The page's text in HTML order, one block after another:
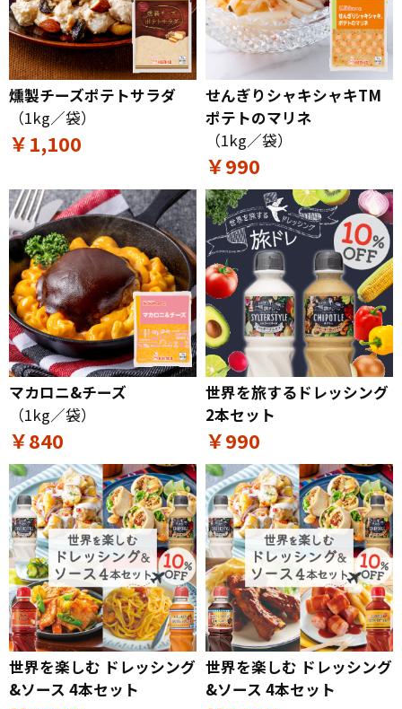
燻製チーズポテトサラダ
（1kg／袋）
￥1,100
せんぎりシャキシャキTM
ポテトのマリネ
（1kg／袋）
￥990
マカロニ&チーズ
（1kg／袋）
￥840
世界を旅するドレッシング
2本セット
￥990
世界を楽しむ ドレッシング
&ソース 4本セット
世界を楽しむ ドレッシング
&ソース 4本セット